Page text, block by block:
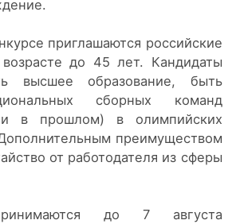
приглашаются российские
до 45 лет. Кандидаты
высшее образование, быть
сборных команд
в прошлом) в олимпийских
преимуществом
от работодателя из сферы
до 7 августа